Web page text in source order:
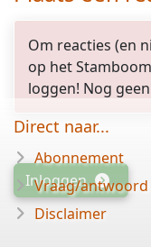
Om reacties (en
op het
loggen! Nog
Inloggen
Direct naar...
Abonnement
Vraag/antwoord
Disclaimer